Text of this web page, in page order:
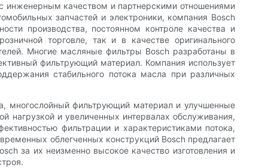
инженерным качеством и партнерскими отношениями
запчастей и электроники, компания Bosch
производства, постоянном контроле качества и
торговле, так и в качестве оригинального
Многие масляные фильтры Bosch разработаны в
фильтрующий материал. Компания использует
стабильного потока масла при различных
многослойный фильтрующий материал и улучшенные
нагрузкой и увеличенных интервалах обслуживания,
фильтрации и характеристиками потока,
облегченных конструкций Bosch предлагает
за их неизменно высокое качество изготовления и